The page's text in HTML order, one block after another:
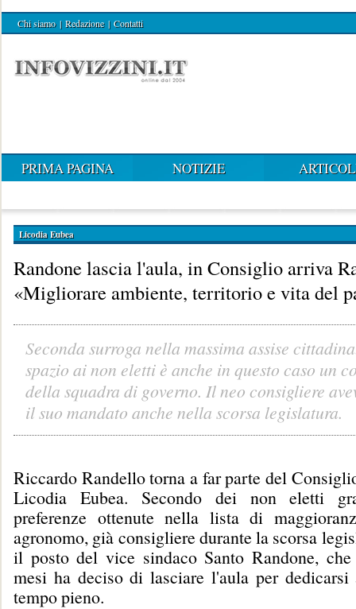
Chi siamo | Redazione | Contatti
PRIMA PAGINA NOTIZIE
Licodia Eubea
Randone lascia l'aula, in Consiglio arriva
«Migliorare ambiente, territorio e vita del
Seconda surroga nella massima assise
spazio ai non eletti è anche in questo caso un
della squadra di governo. Il neo consigliere
il suo mandato anche nella scorsa legislatura.
Riccardo Randello torna a far parte del
Licodia Eubea. Secondo dei non eletti
preferenze ottenute nella lista di
agronomo, già consigliere durante la scorsa
il posto del vice sindaco Santo Randone,
mesi ha deciso di lasciare l'aula per
tempo pieno.